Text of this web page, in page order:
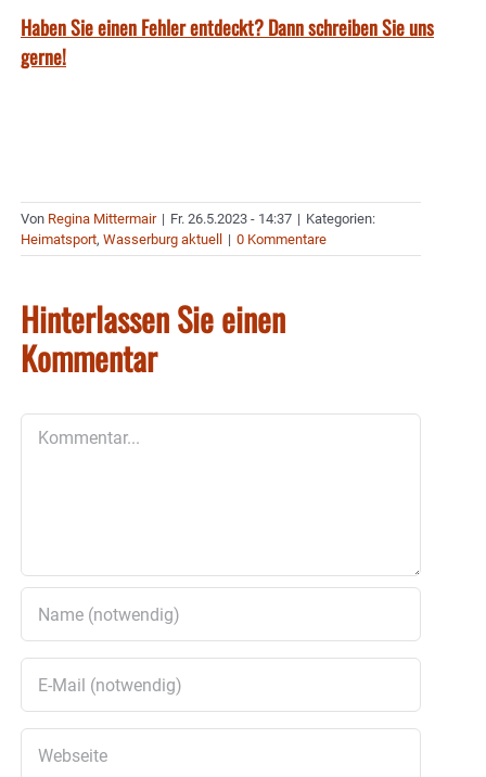
Haben Sie einen Fehler entdeckt? Dann schreiben Sie uns
gerne!
Von Regina Mittermair | Fr. 26.5.2023 - 14:37 | Kategorien:
Heimatsport, Wasserburg aktuell | 0 Kommentare
Hinterlassen Sie einen
Kommentar